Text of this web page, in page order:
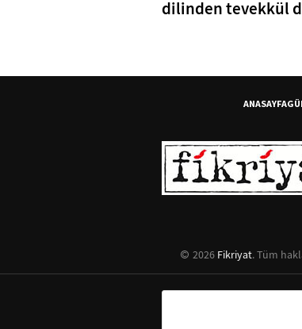
dilinden tevekkül
ANASAYFA
2026 Fikriyat. Tüm